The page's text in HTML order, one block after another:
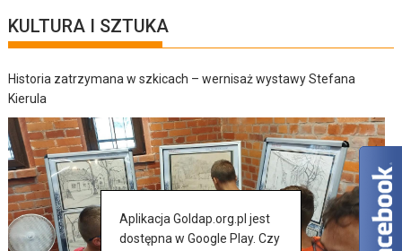
KULTURA I SZTUKA
Historia zatrzymana w szkicach – wernisaż wystawy Stefana
Kierula
Aplikacja Goldap.org.pl jest
dostępna w Google Play. Czy